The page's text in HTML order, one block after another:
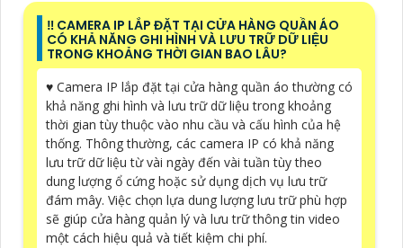
‼️ CAMERA IP LẮP ĐẶT TẠI CỬA HÀNG QUẦN ÁO
CÓ KHẢ NĂNG GHI HÌNH VÀ LƯU TRỮ DỮ LIỆU
TRONG KHOẢNG THỜI GIAN BAO LÂU?
♥️ Camera IP lắp đặt tại cửa hàng quần áo thường có
khả năng ghi hình và lưu trữ dữ liệu trong khoảng
thời gian tùy thuộc vào nhu cầu và cấu hình của hệ
thống. Thông thường, các camera IP có khả năng
lưu trữ dữ liệu từ vài ngày đến vài tuần tùy theo
dung lượng ổ cứng hoặc sử dụng dịch vụ lưu trữ
đám mây. Việc chọn lựa dung lượng lưu trữ phù hợp
sẽ giúp cửa hàng quản lý và lưu trữ thông tin video
một cách hiệu quả và tiết kiệm chi phí.